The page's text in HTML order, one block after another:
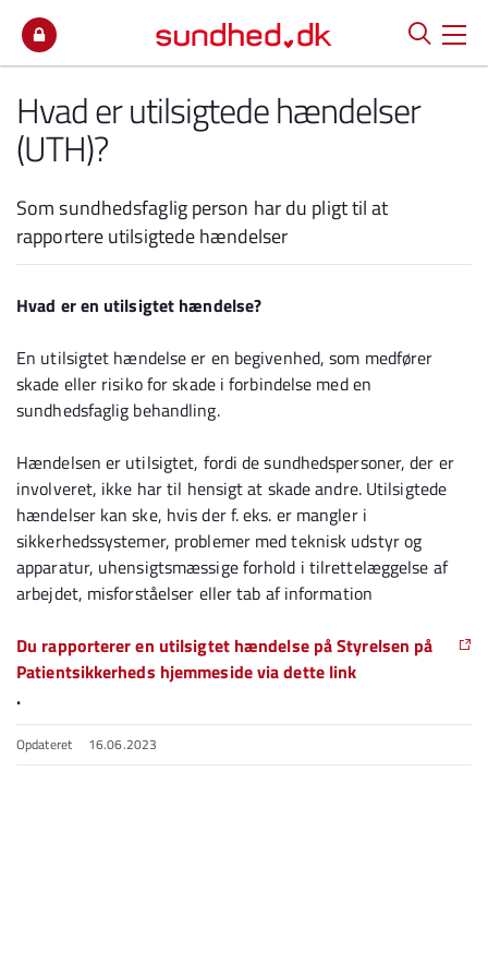
Hvad er utilsigtede hændelser
(UTH)?
Som sundhedsfaglig person har du pligt til at
rapportere utilsigtede hændelser
Hvad er en utilsigtet hændelse?
En utilsigtet hændelse er en begivenhed, som medfører
skade eller risiko for skade i forbindelse med en
sundhedsfaglig behandling.
Hændelsen er utilsigtet, fordi de sundhedspersoner, der er
involveret, ikke har til hensigt at skade andre. Utilsigtede
hændelser kan ske, hvis der f. eks. er mangler i
sikkerhedssystemer, problemer med teknisk udstyr og
apparatur, uhensigtsmæssige forhold i tilrettelæggelse af
arbejdet, misforståelser eller tab af information
Du rapporterer en utilsigtet hændelse på Styrelsen på
Patientsikkerheds hjemmeside via dette link
.
Opdateret 16.06.2023